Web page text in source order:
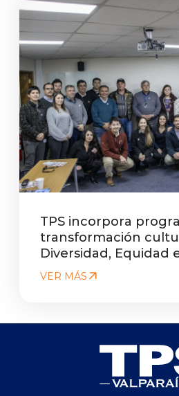
TPS incorpora
transformación
Diversidad, Equidad
VER MÁS